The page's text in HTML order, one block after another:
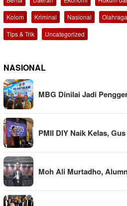
Kolom
Kriminal Nasional Olahraga
Tips & Trik
Uncategorized
NASIONAL
MBG Dinilai Jadi
PMII DIY Naik Kelas,
Moh Ali Murtadho,